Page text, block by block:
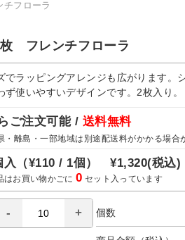
フローラ
フレンチフローラ
でラッピングアレンジも広がります。
ず使いやすいデザインです。2枚入り。
ご注文可能 / 送料無料
離島・一部地域は別途配送料がかかる場合
入（¥110 / 1個）¥1,320(税込)
はお買い物かごに0 セット入っています
個数